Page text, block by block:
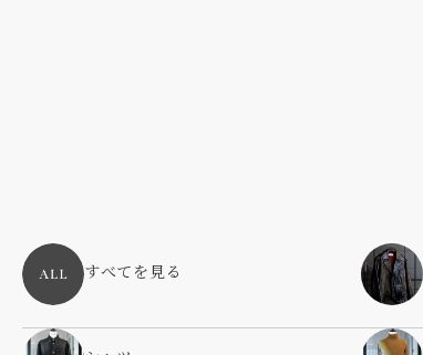
すべてを見る